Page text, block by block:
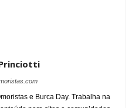
e Burca Day. Trabalha na